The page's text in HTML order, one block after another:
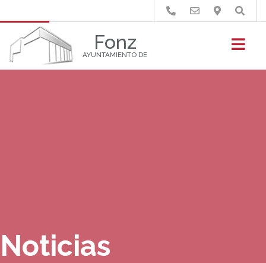
Fonz
AYUNTAMIENTO DE
Buscar
Noticias